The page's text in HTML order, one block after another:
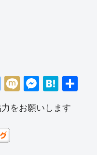
Bl
u
e
sk
y
M
M
ss
H
e
をお願いします